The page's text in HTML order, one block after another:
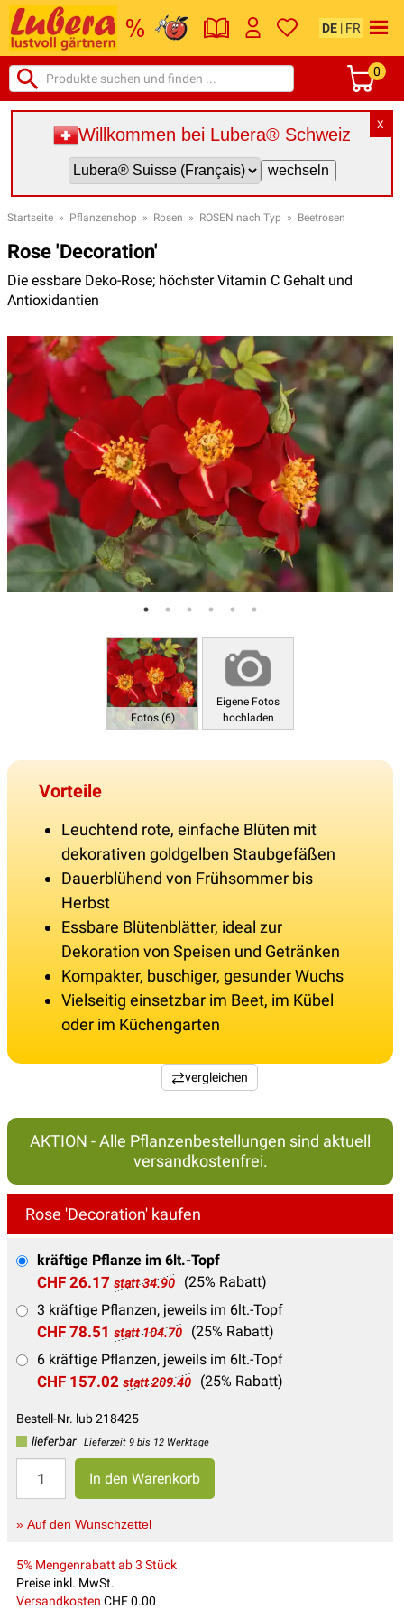
DE | FR
0
X
Willkommen bei Lubera® Schweiz
Startseite » Pflanzenshop » Rosen » ROSEN nach Typ » Beetrosen
Rose 'Decoration'
Die essbare Deko-Rose; höchster Vitamin C Gehalt und
Antioxidantien
Fotos (6)
Eigene Fotos
hochladen
Vorteile
Leuchtend rote, einfache Blüten mit
dekorativen goldgelben Staubgefäßen
Dauerblühend von Frühsommer bis
Herbst
Essbare Blütenblätter, ideal zur
Dekoration von Speisen und Getränken
Kompakter, buschiger, gesunder Wuchs
Vielseitig einsetzbar im Beet, im Kübel
oder im Küchengarten
vergleichen
AKTION - Alle Pflanzenbestellungen sind aktuell
versandkostenfrei.
Rose 'Decoration' kaufen
kräftige Pflanze im 6lt.-Topf
CHF 26.17 statt 34.90
(25% Rabatt)
3 kräftige Pflanzen, jeweils im 6lt.-Topf
CHF 78.51 statt 104.70
(25% Rabatt)
6 kräftige Pflanzen, jeweils im 6lt.-Topf
CHF 157.02 statt 209.40 (25% Rabatt)
Bestell-Nr. lub 218425
lieferbar
Lieferzeit 9 bis 12 Werktage
» Auf den Wunschzettel
5% Mengenrabatt ab 3 Stück
Preise inkl. MwSt.
Versandkosten CHF 0.00